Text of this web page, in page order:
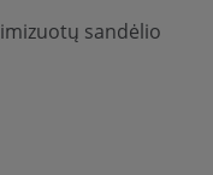
sandėlio